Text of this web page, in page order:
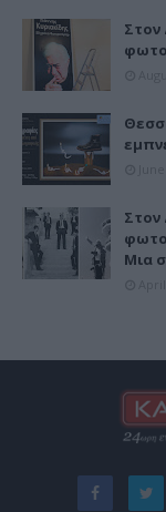
Στον
Στον
Μια